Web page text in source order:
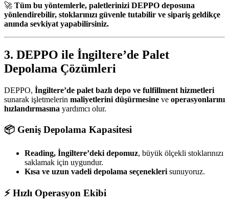
🚀 Tüm bu yöntemlerle, paletlerinizi DEPPO deposuna
yönlendirebilir, stoklarınızı güvenle tutabilir ve sipariş geldikçe
anında sevkiyat yapabilirsiniz.
3. DEPPO ile İngiltere’de Palet
Depolama Çözümleri
DEPPO, İngiltere’de palet bazlı depo ve fulfillment hizmetleri
sunarak işletmelerin maliyetlerini düşürmesine ve operasyonlarını
hızlandırmasına yardımcı olur.
📦 Geniş Depolama Kapasitesi
Reading, İngiltere’deki depomuz, büyük ölçekli stoklarınızı
saklamak için uygundur.
Kısa ve uzun vadeli depolama seçenekleri sunuyoruz.
⚡ Hızlı Operasyon Ekibi